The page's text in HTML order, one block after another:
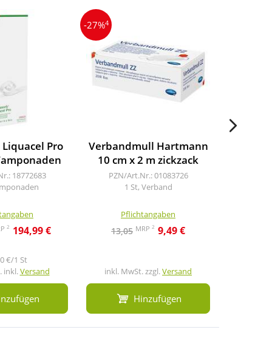
Pro
18772683
2 194,99 €
€/1 St
inkl.Versand
-27%4
Verbandmull Hartmann
10 cm x 2 m zickzack
PZN/Art.Nr.: 01083726
1 St, Verband
Pflichtangaben
13,05 MRP 2 9,49 €
inkl. MwSt. zzgl.Versand
Hinzufügen